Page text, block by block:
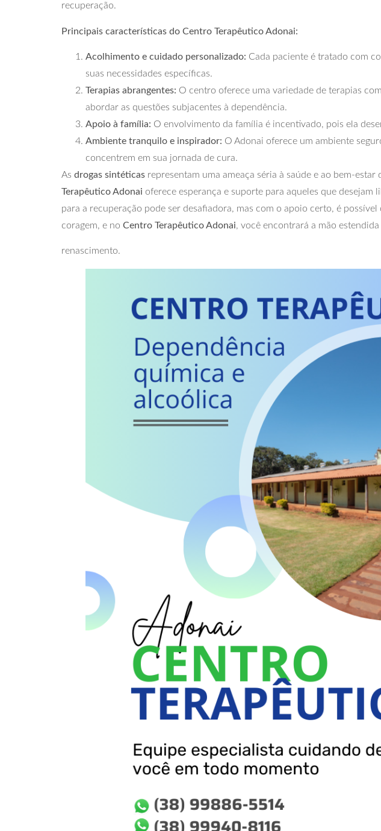
recuperação.
Principais características do Centro Terapêutico Adonai:
Acolhimento e cuidado personalizado: Cada paciente é tratado com
suas necessidades específicas.
Terapias abrangentes: O centro oferece uma variedade de terapias
abordar as questões subjacentes à dependência.
Apoio à família: O envolvimento da família é incentivado, pois ela
Ambiente tranquilo e inspirador: O Adonai oferece um ambiente
concentrem em sua jornada de cura.
As drogas sintéticas representam uma ameaça séria à saúde e ao bem-
Terapêutico Adonai oferece esperança e suporte para aqueles que
para a recuperação pode ser desafiadora, mas com o apoio certo, é
coragem, e no Centro Terapêutico Adonai, você encontrará a mão
renascimento.